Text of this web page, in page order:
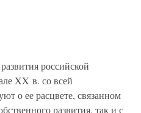
российской
XX в. со всей
о ее расцвете, связанном
развития, так и с